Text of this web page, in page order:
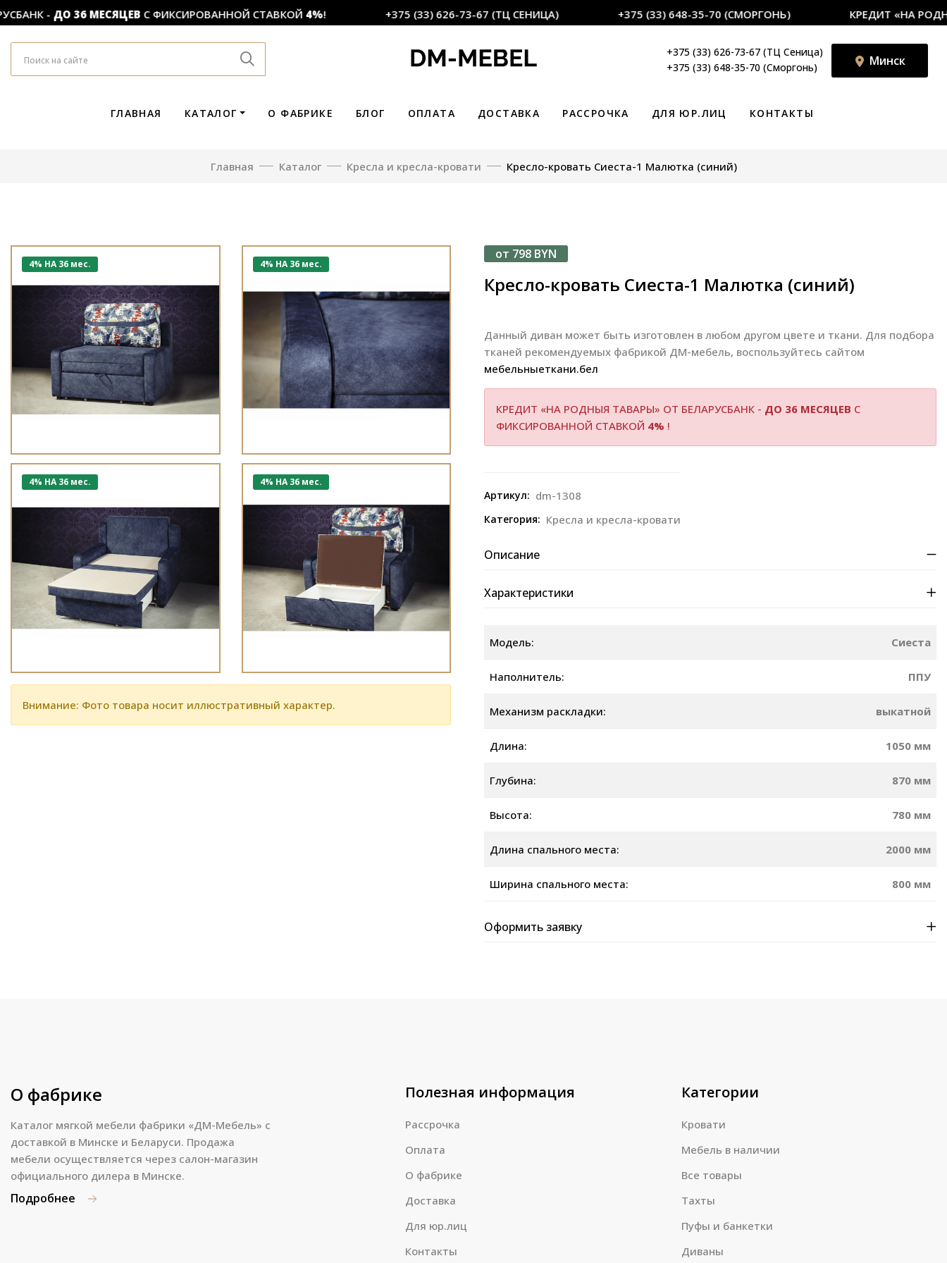
-ДО 36 МЕСЯЦЕВС ФИКСИРОВАННОЙ СТАВКОЙ4% ! +375 (33) 626-73-67 (ТЦ СЕНИЦА) +375 (33) 648-35-70 (СМОРГОНЬ) КРЕДИТ «НА
+375 (33) 626-73-67 (ТЦ Сеница)
+375 (33) 648-35-70 (Сморгонь)
Минск
ГЛАВНАЯ КАТАЛОГ О ФАБРИКЕ БЛОГ ОПЛАТА ДОСТАВКА РАССРОЧКА ДЛЯ ЮР.ЛИЦ КОНТАКТЫ
Главная Каталог Кресла и кресла-кровати Кресло-кровать Сиеста-1 Малютка (синий)
4% НА 36 мес. 4% НА 36 мес.
4% НА 36 мес. 4% НА 36 мес.
Внимание: Фото товара носит иллюстративный характер.
от 798 BYN
Кресло-кровать Сиеста-1 Малютка (синий)
Данный диван может быть изготовлен в любом другом цвете и ткани. Для подбора
тканей рекомендуемых фабрикой ДМ-мебель, воспользуйтесь сайтом
мебельныеткани.бел
КРЕДИТ «НА РОДНЫЯ ТАВАРЫ» ОТ БЕЛАРУСБАНК - ДО 36 МЕСЯЦЕВ С
ФИКСИРОВАННОЙ СТАВКОЙ 4% !
Артикул: dm-1308
Категория: Кресла и кресла-кровати
Описание
Характеристики
Модель: Сиеста
Наполнитель: ППУ
Механизм раскладки: выкатной
Длина: 1050 мм
Глубина: 870 мм
Высота: 780 мм
Длина спального места: 2000 мм
Ширина спального места: 800 мм
Оформить заявку
О фабрике
Каталог мягкой мебели фабрики «ДМ-Мебель» с
доставкой в Минске и Беларуси. Продажа
мебели осуществляется через салон-магазин
официального дилера в Минске.
Подробнее
Полезная информация
Рассрочка
Оплата
О фабрике
Доставка
Для юр.лиц
Контакты
Категории
Кровати
Мебель в наличии
Все товары
Тахты
Пуфы и банкетки
Диваны